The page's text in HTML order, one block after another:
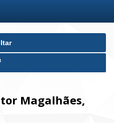
Magalhães,